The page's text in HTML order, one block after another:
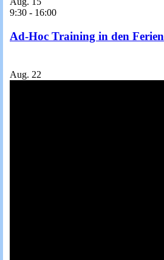
9:30 - 16:00
Ad-Hoc Training in den Ferien
Aug. 22